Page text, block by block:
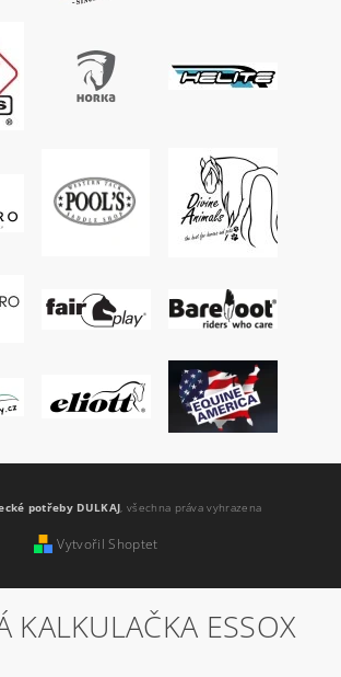
potřeby DULKAJ, všechna práva vyhrazena
Vytvořil Shoptet
KALKULAČKA ESSOX